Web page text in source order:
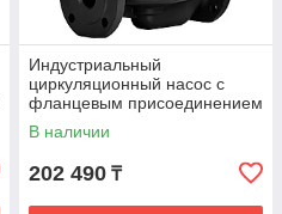
Индустриальный
циркуляционный насос с
фланцевым присоединением
ALTECO PH 50/1500 F
В наличии
202 490 ₸